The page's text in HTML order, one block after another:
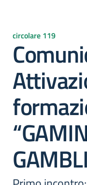
circolare 119